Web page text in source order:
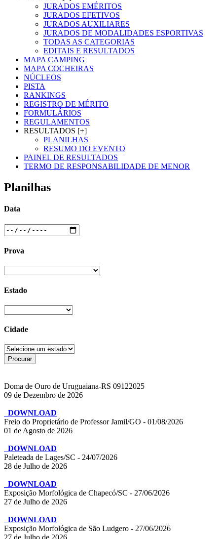
JURADOS EMÉRITOS
JURADOS EFETIVOS
JURADOS AUXILIARES
JURADOS DE MODALIDADES ESPORTIVAS
TODAS AS CATEGORIAS
EDITAIS E RESULTADOS
MAPA CAMPING
MAPA COCHEIRAS
NÚCLEOS
PISTA
RANKINGS
REGISTRO DE MÉRITO
FORMULÁRIOS
REGULAMENTOS
RESULTADOS [+]
PLANILHAS
RESUMO DO EVENTO
PAINEL DE RESULTADOS
TERMO DE RESPONSABILIDADE DE MENOR
Planilhas
Data
Prova
Estado
Cidade
Doma de Ouro de Uruguaiana-RS 09122025
09 de Dezembro de 2026
DOWNLOAD
Freio do Proprietário de Professor Jamil/GO - 01/08/2026
01 de Agosto de 2026
DOWNLOAD
Paleteada de Lages/SC - 24/07/2026
28 de Julho de 2026
DOWNLOAD
Exposição Morfológica de Chapecó/SC - 27/06/2026
27 de Julho de 2026
DOWNLOAD
Exposição Morfológica de São Ludgero - 27/06/2026